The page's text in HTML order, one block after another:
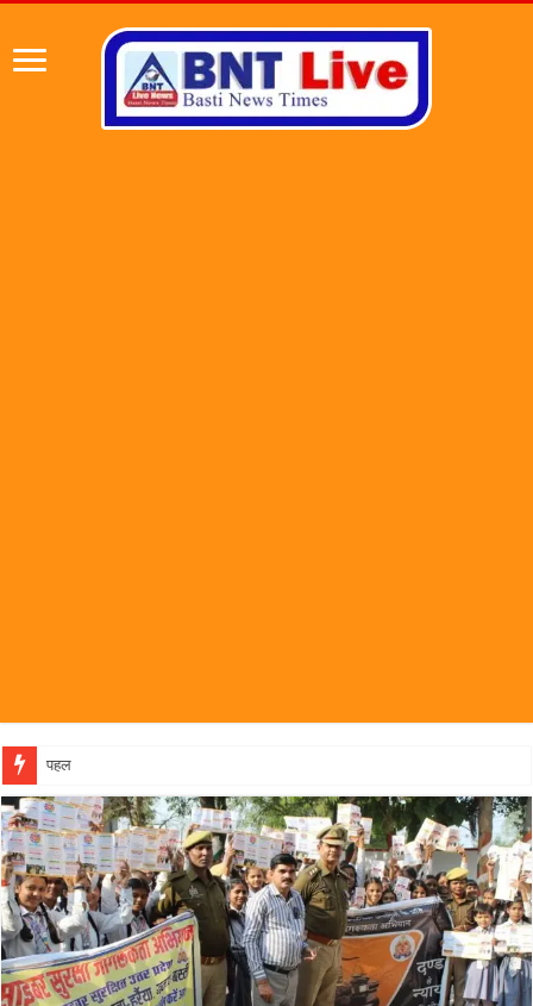
पहल संस्थापक की पहल से 1,000 और महिलाओं